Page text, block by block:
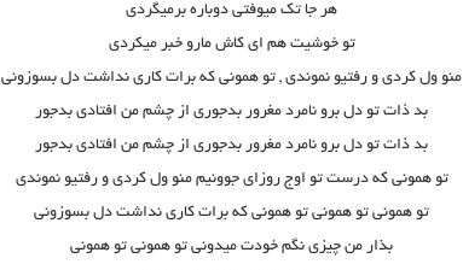
هر جا تک میوفتی دوباره برمیگردی
تو خوشیت هم ای کاش مارو خبر میکردی
منو ول کردی و رفتیو نموندی , تو همونی که برات کاری نداشت دل بسوزونی
بد ذات تو دل برو نامرد مغرور بدجوری از چشم من افتادی بدجور
بد ذات تو دل برو نامرد مغرور بدجوری از چشم من افتادی بدجور
تو همونی که درست تو اوج روزای جوونیم منو ول کردی و رفتیو نموندی
تو همونی تو همونی تو همونی که برات کاری نداشت دل بسوزونی
بذار من چیزی نگم خودت میدونی تو همونی تو همونی